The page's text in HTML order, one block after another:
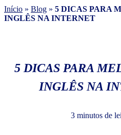
Início » Blog » 5 DICAS PARA
INGLÊS NA INTERNET
5 DICAS PARA
INGLÊS NA
3 minutos de